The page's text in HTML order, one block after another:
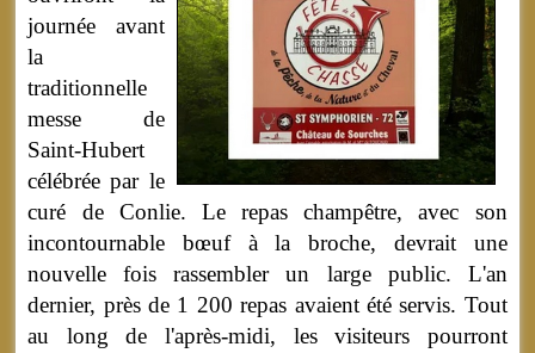
journée avant
la
traditionnelle
messe de
Saint-Hubert
célébrée par le
curé de Conlie. Le repas champêtre, avec son
incontournable bœuf à la broche, devrait une
nouvelle fois rassembler un large public. L'an
dernier, près de 1 200 repas avaient été servis. Tout
au long de l'après-midi, les visiteurs pourront